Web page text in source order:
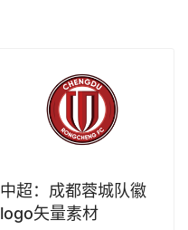
中超：成都蓉城队徽
logo矢量素材